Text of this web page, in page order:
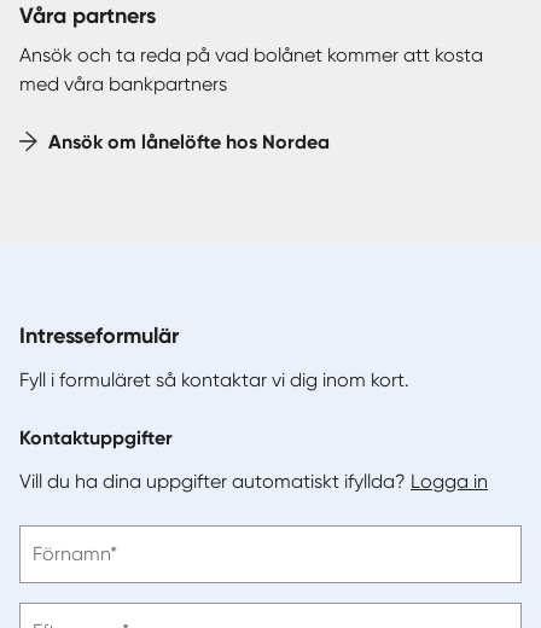
Våra partners
Ansök och ta reda på vad bolånet kommer att kosta
med våra bankpartners
Ansök om lånelöfte hos Nordea
Intresseformulär
Fyll i formuläret så kontaktar vi dig inom kort.
Kontaktuppgifter
Vill du ha dina uppgifter automatiskt ifyllda? Logga in
ange
Förnamn*